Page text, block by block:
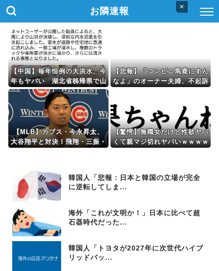
×
お隣速報
【中国】毎年恒例の大洪水、今
年もヤバい 湖北省秭帰県で山
洪水が市街地を直撃、工場浸
水・車両が次々流される
【悲報】「コンビニ馬鹿にすん
なよ」のオーナー夫婦、不起訴
【MLB】カブス・今永昇太、
大谷翔平と対決！飛翔・三振・
【驚愕】無職女だけど性欲ヤバ
くて親マジ切れヤバいｗｗｗｗ
韓国人「悲報：日本と韓国の立場が完全
に逆転してしま...
海外「これが文明か！」日本に比べて超
石器時代だった...
韓国人「トヨタが2027年に次世代ハイブ
リッドバッ...